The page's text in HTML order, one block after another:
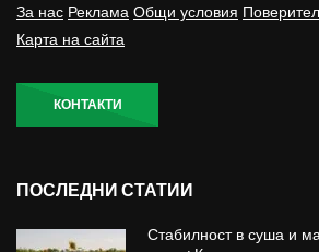
За нас Реклама Общи условия
Карта на сайта
КОНТАКТИ
ПОСЛЕДНИ СТАТИИ
Стабилност в суша и